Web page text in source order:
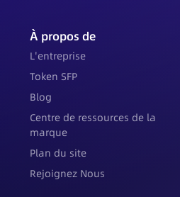
À propos de
L'entreprise
Token SFP
Blog
Centre de ressources de la
marque
Plan du site
Rejoignez Nous